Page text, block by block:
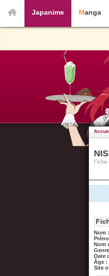
Japanime Manga
Fiche
Nom :
Nom
Date
Âge :
Site